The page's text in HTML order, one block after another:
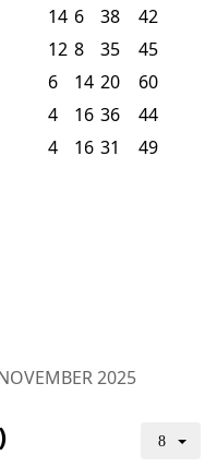
14 6 38
42
12 8 35
45
6 14 20
60
4 16 36
44
4 16 31 49
2025